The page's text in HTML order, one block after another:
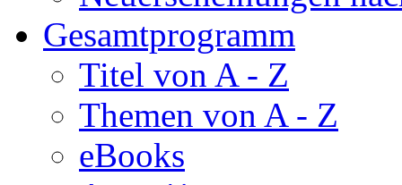
Gesamtprogramm
Titel von A - Z
Themen von A - Z
eBooks